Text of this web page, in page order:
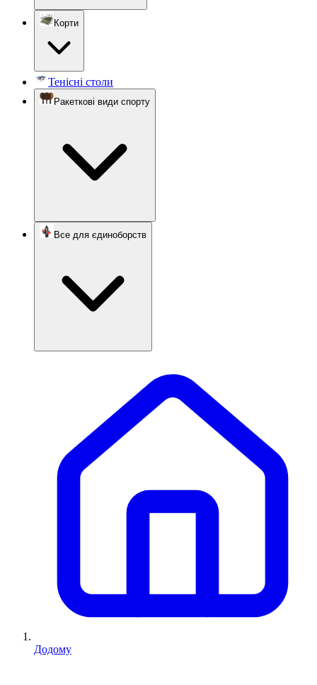
Корти
Тенісні столи
Ракеткові види спорту
Все для єдиноборств
Додому